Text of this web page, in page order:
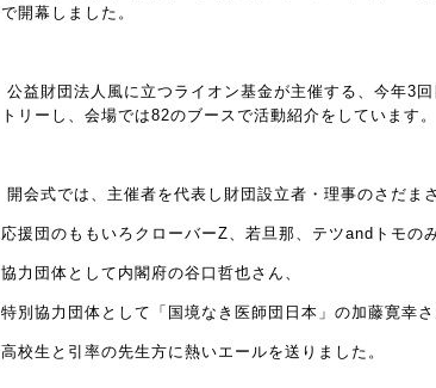
で開幕しました。
公益財団法人風に立つライオン基金が主催する、今年3
トリーし、会場では82のブースで活動紹介をしています。
開会式では、主催者を代表し財団設立者・理事のさだま
応援団のももいろクローバーZ、若旦那、テツandトモの
協力団体として内閣府の谷口哲也さん、
特別協力団体として「国境なき医師団日本」の加藤寛幸
高校生と引率の先生方に熱いエールを送りました。